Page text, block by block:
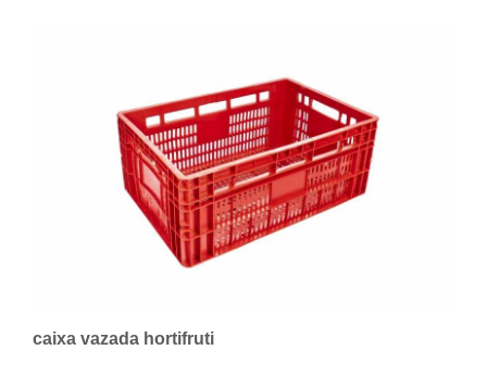
caixa vazada hortifruti